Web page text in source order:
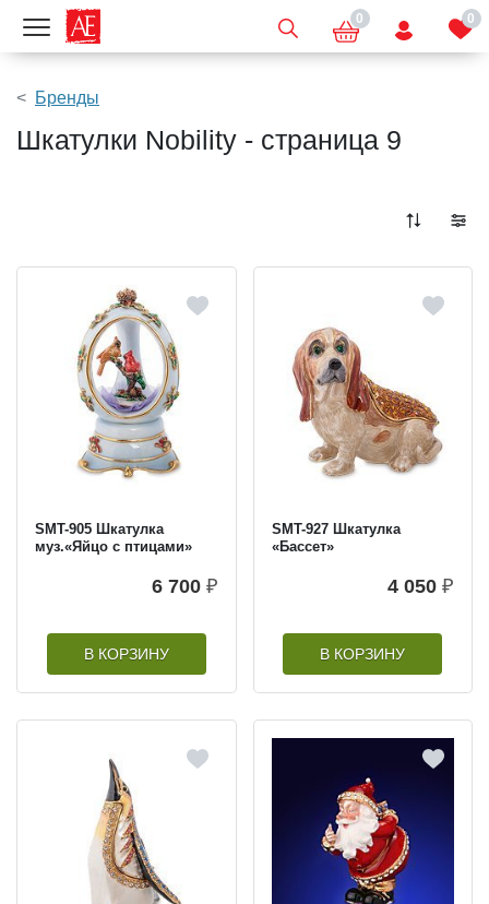
Показать меню 0 0
Бренды
Шкатулки Nobility - страница 9
SMT-905 Шкатулка
муз.«Яйцо с птицами»
6 700 ₽
В КОРЗИНУ
SMT-927 Шкатулка
«Бассет»
4 050 ₽
В КОРЗИНУ